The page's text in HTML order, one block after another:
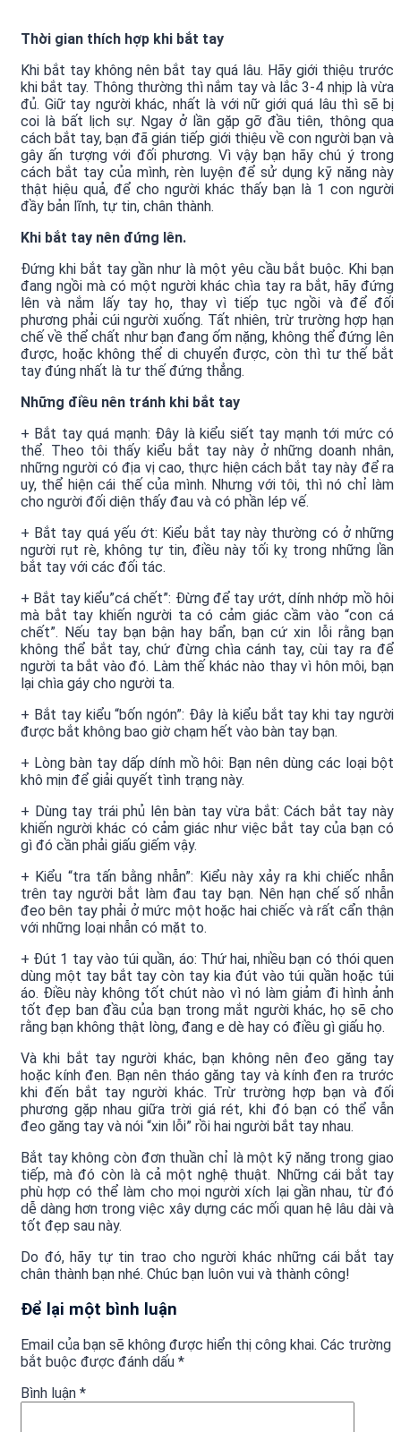
Thời gian thích hợp khi bắt tay
Khi bắt tay không nên bắt tay quá lâu. Hãy giới thiệu trước
khi bắt tay. Thông thường thì nắm tay và lắc 3-4 nhịp là vừa
đủ. Giữ tay người khác, nhất là với nữ giới quá lâu thì sẽ bị
coi là bất lịch sự. Ngay ở lần gặp gỡ đầu tiên, thông qua
cách bắt tay, bạn đã gián tiếp giới thiệu về con người bạn và
gây ấn tượng với đối phương. Vì vậy bạn hãy chú ý trong
cách bắt tay của mình, rèn luyện để sử dụng kỹ năng này
thật hiệu quả, để cho người khác thấy bạn là 1 con người
đầy bản lĩnh, tự tin, chân thành.
Khi bắt tay nên đứng lên.
Đứng khi bắt tay gần như là một yêu cầu bắt buộc. Khi bạn
đang ngồi mà có một người khác chìa tay ra bắt, hãy đứng
lên và nắm lấy tay họ, thay vì tiếp tục ngồi và để đối
phương phải cúi người xuống. Tất nhiên, trừ trường hợp hạn
chế về thể chất như bạn đang ốm nặng, không thể đứng lên
được, hoặc không thể di chuyển được, còn thì tư thế bắt
tay đúng nhất là tư thế đứng thẳng.
Những điều nên tránh khi bắt tay
+ Bắt tay quá mạnh: Đây là kiểu siết tay mạnh tới mức có
thể. Theo tôi thấy kiểu bắt tay này ở những doanh nhân,
những người có địa vị cao, thực hiện cách bắt tay này để ra
uy, thể hiện cái thế của mình. Nhưng với tôi, thì nó chỉ làm
cho người đối diện thấy đau và có phần lép vế.
+ Bắt tay quá yếu ớt: Kiểu bắt tay này thường có ở những
người rụt rè, không tự tin, điều này tối kỵ trong những lần
bắt tay với các đối tác.
+ Bắt tay kiểu”cá chết”: Đừng để tay ướt, dính nhớp mồ hôi
mà bắt tay khiến người ta có cảm giác cầm vào “con cá
chết”. Nếu tay bạn bận hay bẩn, bạn cứ xin lỗi rằng bạn
không thể bắt tay, chứ đừng chìa cánh tay, cùi tay ra để
người ta bắt vào đó. Làm thế khác nào thay vì hôn môi, bạn
lại chìa gáy cho người ta.
+ Bắt tay kiểu “bốn ngón”: Đây là kiểu bắt tay khi tay người
được bắt không bao giờ chạm hết vào bàn tay bạn.
+ Lòng bàn tay dấp dính mồ hôi: Bạn nên dùng các loại bột
khô mịn để giải quyết tình trạng này.
+ Dùng tay trái phủ lên bàn tay vừa bắt: Cách bắt tay này
khiến người khác có cảm giác như việc bắt tay của bạn có
gì đó cần phải giấu giếm vậy.
+ Kiểu “tra tấn bằng nhẫn”: Kiểu này xảy ra khi chiếc nhẫn
trên tay người bắt làm đau tay bạn. Nên hạn chế số nhẫn
đeo bên tay phải ở mức một hoặc hai chiếc và rất cẩn thận
với những loại nhẫn có mặt to.
+ Đút 1 tay vào túi quần, áo: Thứ hai, nhiều bạn có thói quen
dùng một tay bắt tay còn tay kia đút vào túi quần hoặc túi
áo. Điều này không tốt chút nào vì nó làm giảm đi hình ảnh
tốt đẹp ban đầu của bạn trong mắt người khác, họ sẽ cho
rằng bạn không thật lòng, đang e dè hay có điều gì giấu họ.
Và khi bắt tay người khác, bạn không nên đeo găng tay
hoặc kính đen. Bạn nên tháo găng tay và kính đen ra trước
khi đến bắt tay người khác. Trừ trường hợp bạn và đối
phương gặp nhau giữa trời giá rét, khi đó bạn có thể vẫn
đeo găng tay và nói “xin lỗi” rồi hai người bắt tay nhau.
Bắt tay không còn đơn thuần chỉ là một kỹ năng trong giao
tiếp, mà đó còn là cả một nghệ thuật. Những cái bắt tay
phù hợp có thể làm cho mọi người xích lại gần nhau, từ đó
dễ dàng hơn trong việc xây dựng các mối quan hệ lâu dài và
tốt đẹp sau này.
Do đó, hãy tự tin trao cho người khác những cái bắt tay
chân thành bạn nhé. Chúc bạn luôn vui và thành công!
Để lại một bình luận
Email của bạn sẽ không được hiển thị công khai. Các trường
bắt buộc được đánh dấu *
Bình luận *